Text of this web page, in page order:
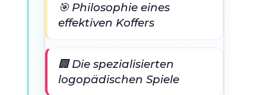
🎯 Philosophie eines
effektiven Koffers
🏢 Die spezialisierten
logopädischen Spiele